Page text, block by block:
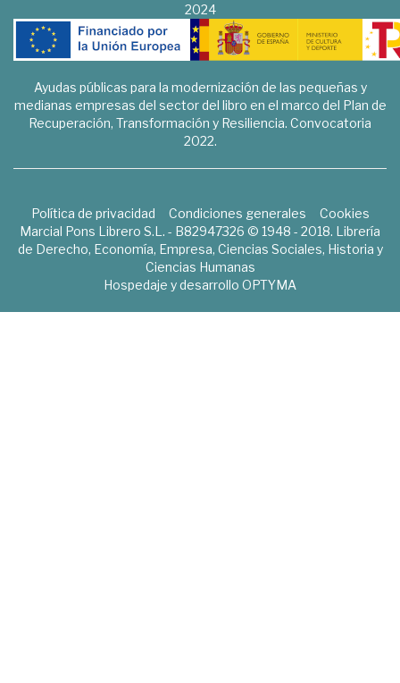
2024
Ayudas públicas para la modernización de las pequeñas y
medianas empresas del sector del libro en el marco del Plan de
Recuperación, Transformación y Resiliencia. Convocatoria
2022.
Política de privacidad Condiciones generales
Cookies
Marcial Pons Librero S.L. - B82947326 © 1948 - 2018. Librería
de Derecho, Economía, Empresa, Ciencias Sociales, Historia y
Ciencias Humanas
Hospedaje y desarrollo OPTYMA